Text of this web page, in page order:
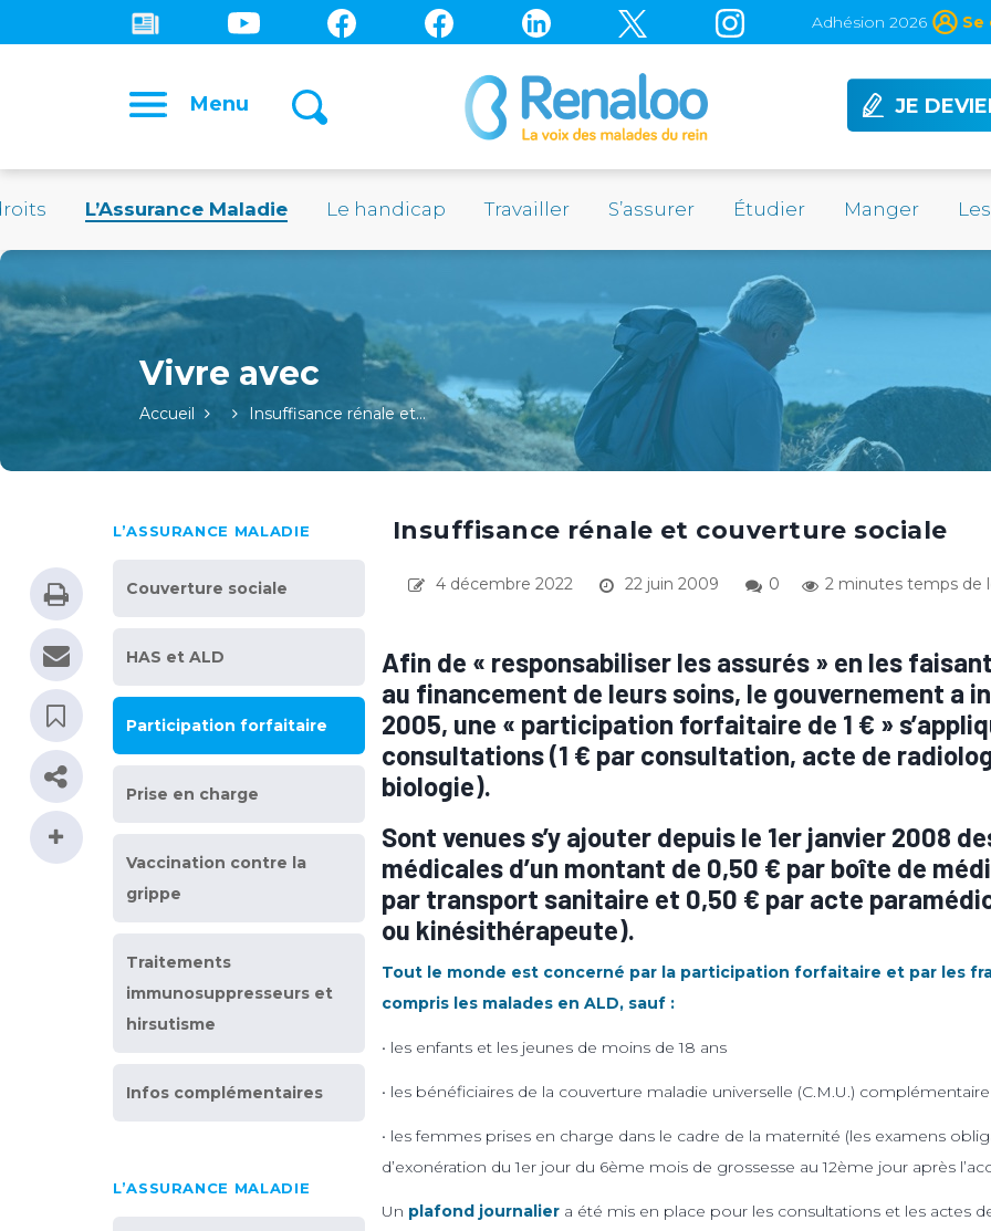
Adhésion 2026 Se
Menu JE
L’Assurance Maladie Le handicap Travailler S’assurer Étudier Manger
Accueil Insuffisance rénale et…
L’ASSURANCE MALADIE
Couverture sociale
HAS et ALD
Participation forfaitaire
Prise en charge
Vaccination contre la
grippe
Traitements
immunosuppresseurs et
hirsutisme
Infos complémentaires
L’ASSURANCE MALADIE
Insuffisance rénale et couverture sociale
4 décembre 2022 22 juin 2009 0 2 minutes temps de
Afin de « responsabiliser les assurés » en les
au financement de leurs soins, le gouvernement a
2005, une « participation forfaitaire de 1 € »
consultations (1 € par consultation, acte de
biologie).
Sont venues s’y ajouter depuis le 1er janvier 2008
médicales d’un montant de 0,50 € par boîte de
par transport sanitaire et 0,50 € par acte
ou kinésithérapeute).
Tout le monde est concerné par la participation forfaitaire et par les
compris les malades en ALD, sauf :
• les enfants et les jeunes de moins de 18 ans
• les bénéficiaires de la couverture maladie universelle (C.M.U.) complémentaire
• les femmes prises en charge dans le cadre de la maternité (les examens
d’exonération du 1er jour du 6ème mois de grossesse au 12ème jour après
Un plafond journalier a été mis en place pour les consultations et les actes